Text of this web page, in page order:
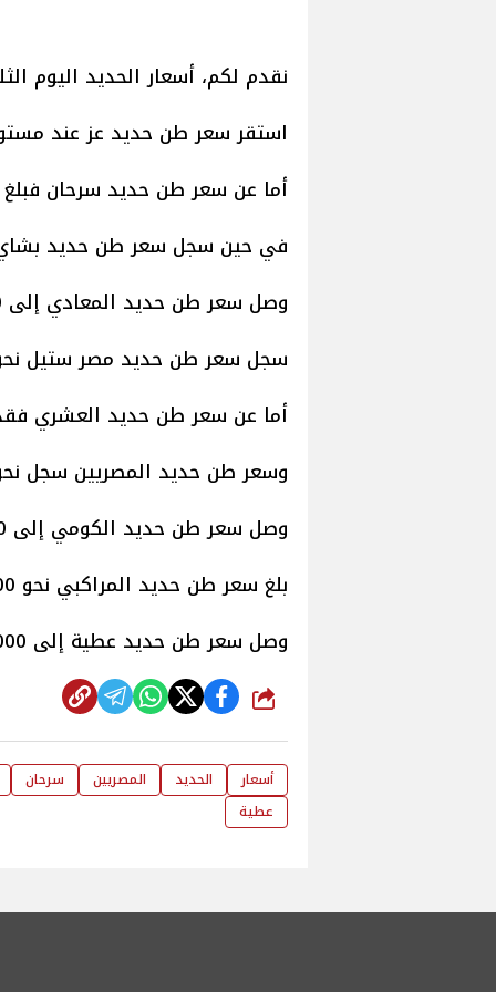
نقدم لكم، أسعار الحديد اليوم
استقر سعر طن حديد عز عند مستوى 41500
أما عن سعر طن حديد سرحان فبلغ نحو
في حين سجل سعر طن حديد بشاي نحو
وصل سعر طن حديد المعادي إلى 38800 جنيه.
سجل سعر طن حديد مصر ستيل نحو 39000
أما عن سعر طن حديد العشري فقد استقر
وسعر طن حديد المصريين سجل نحو 41100
وصل سعر طن حديد الكومي إلى 39000 جنيه.
بلغ سعر طن حديد المراكبي نحو 41000 جنيه.
وصل سعر طن حديد عطية إلى 39000 جنيه.
شارك
أسعار الحديد المصريين
سرحان
عطية